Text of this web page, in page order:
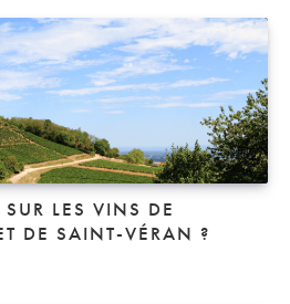
LES VINS DE
DE SAINT-VÉRAN ?